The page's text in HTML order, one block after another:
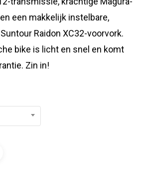
een makkelijk instelbare,
Raidon XC32-voorvork.
bike is licht en snel en komt
Zin in!